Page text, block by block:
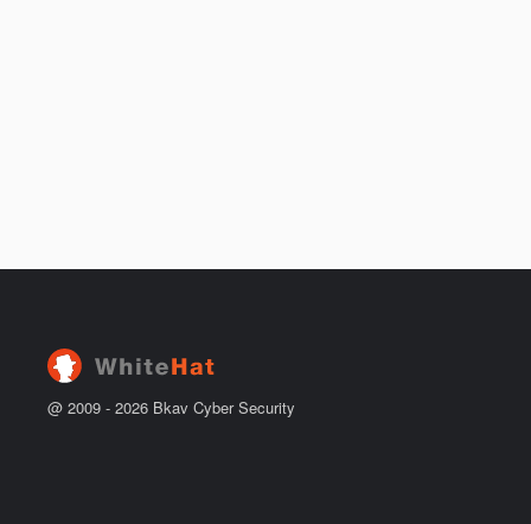
@ 2009 - 2026 Bkav Cyber Security